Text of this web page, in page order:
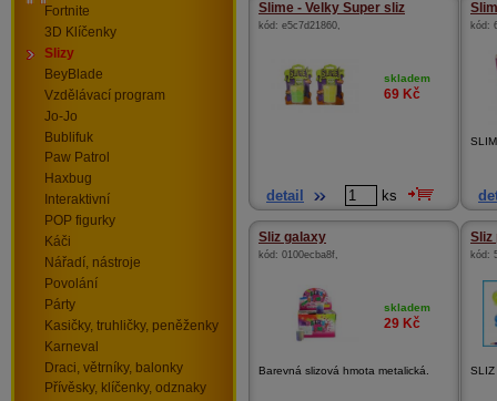
Slime - Velky Super sliz
kód: e5c7d21860,
skladem
69 Kč
detail ks
kód:
Sliz galaxy
kód: 0100ecba8f,
skladem
29 Kč
Barevná slizová hmota metalická.
Sliz
kód:
SLIZ
Fortnite
3D Klíčenky
Slizy
BeyBlade
Vzdělávací program
Jo-Jo
Bublifuk
Paw Patrol
Haxbug
Interaktivní
POP figurky
Káči
Nářadí, nástroje
Povolání
Párty
Kasičky, truhličky, peněženky
Karneval
Draci, větrníky, balonky
Přívěsky, klíčenky, odznaky